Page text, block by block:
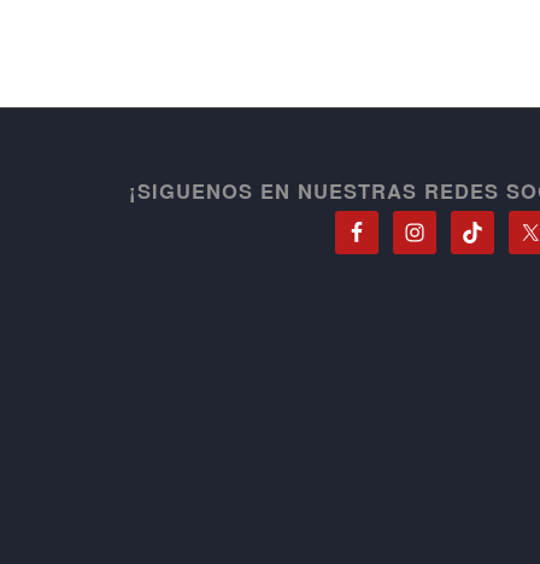
¡SIGUENOS EN NUESTRAS REDES